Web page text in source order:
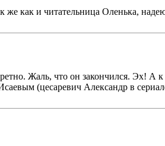
же как и читательница Оленька,
Жаль, что он закончился. Эх! А
(цесаревич Александр в